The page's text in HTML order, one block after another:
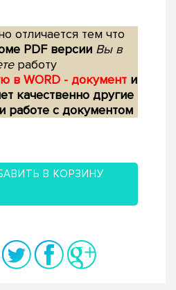
отличается тем что
PDF версии Вы в
работу
в WORD - документ и
качественно другие
работе с документом
В КОРЗИНУ